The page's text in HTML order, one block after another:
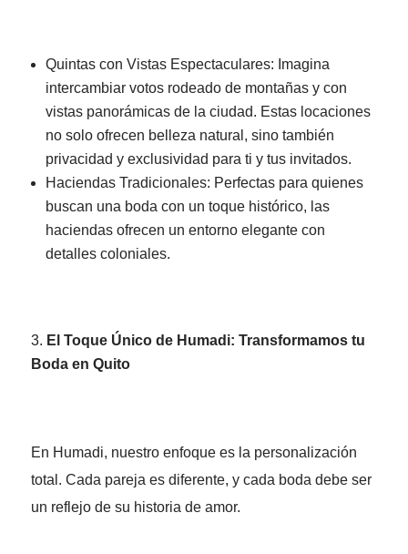
Quintas con Vistas Espectaculares: Imagina
intercambiar votos rodeado de montañas y con
vistas panorámicas de la ciudad. Estas locaciones
no solo ofrecen belleza natural, sino también
privacidad y exclusividad para ti y tus invitados.
Haciendas Tradicionales: Perfectas para quienes
buscan una boda con un toque histórico, las
haciendas ofrecen un entorno elegante con
detalles coloniales.
El Toque Único de Humadi: Transformamos tu
Boda en Quito
En Humadi, nuestro enfoque es la personalización
total. Cada pareja es diferente, y cada boda debe ser
un reflejo de su historia de amor.